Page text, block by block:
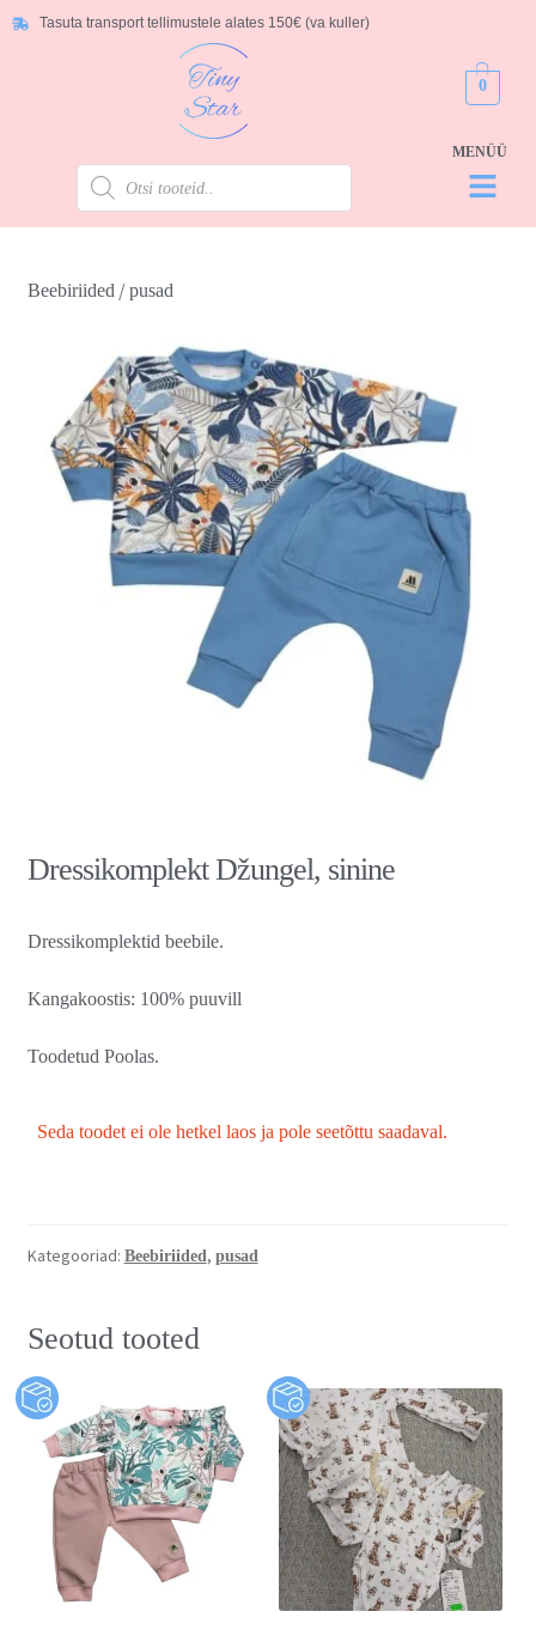
Tasuta transport tellimustele alates 150€ (va kuller)
0
Beebiriided/pusad
Dressikomplekt Džungel, sinine
Dressikomplektid beebile.
Kangakoostis: 100% puuvill
Toodetud Poolas.
Seda toodet ei ole hetkel laos ja pole seetõttu saadaval.
Kategooriad: Beebiriided, pusad
Seotud tooted